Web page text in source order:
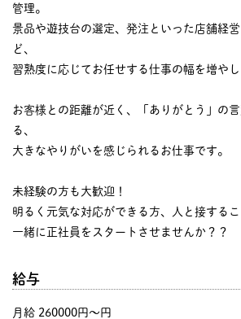
管理。
景品や遊技台の選定、発注といった店舗経
ど、
習熟度に応じてお任せする仕事の幅を増やし
お客様との距離が近く、「ありがとう」の
る、
大きなやりがいを感じられるお仕事です。
未経験の方も大歓迎！
明るく元気な対応ができる方、人と接する
一緒に正社員をスタートさせませんか？？
給与
月給 260000円〜円